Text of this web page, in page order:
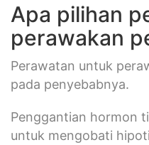
Apa pilihan
perawakan
Perawatan untuk
pada penyebabnya.
Penggantian hormon
untuk mengobati